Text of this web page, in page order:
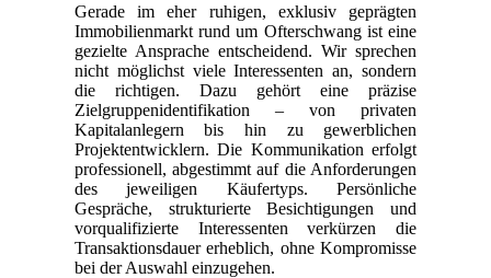
Gerade im eher ruhigen, exklusiv geprägten
Immobilienmarkt rund um Ofterschwang ist eine
gezielte Ansprache entscheidend. Wir sprechen
nicht möglichst viele Interessenten an, sondern
die richtigen. Dazu gehört eine präzise
Zielgruppenidentifikation – von privaten
Kapitalanlegern bis hin zu gewerblichen
Projektentwicklern. Die Kommunikation erfolgt
professionell, abgestimmt auf die Anforderungen
des jeweiligen Käufertyps. Persönliche
Gespräche, strukturierte Besichtigungen und
vorqualifizierte Interessenten verkürzen die
Transaktionsdauer erheblich, ohne Kompromisse
bei der Auswahl einzugehen.